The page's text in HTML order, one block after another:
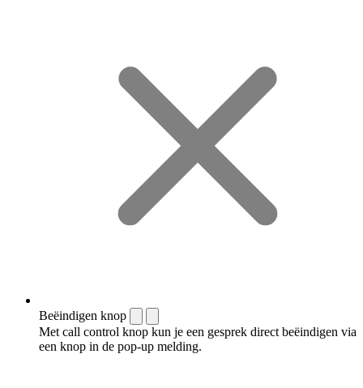
Beëindigen knop
Met call control knop kun je een gesprek direct beëindigen via
een knop in de pop-up melding.